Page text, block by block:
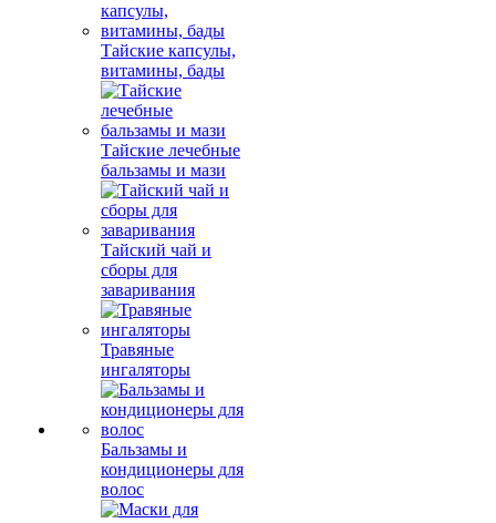
Тайские капсулы,
витамины, бады
Тайские лечебные
бальзамы и мази
Тайский чай и
сборы для
заваривания
Травяные
ингаляторы
Бальзамы и
кондиционеры для
волос